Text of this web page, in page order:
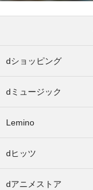
dショッピング
dミュージック
Lemino
dヒッツ
dアニメストア